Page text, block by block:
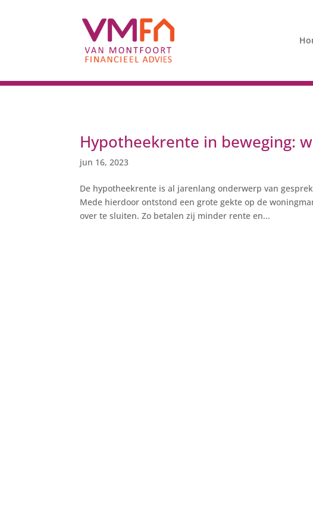
Hypotheekrente in beweging:
jun 16, 2023
De hypotheekrente is al jarenlang onderwerp van
Mede hierdoor ontstond een grote gekte op de
over te sluiten. Zo betalen zij minder rente en...